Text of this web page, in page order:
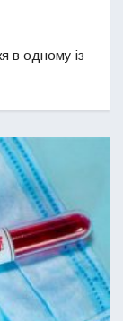
в одному із